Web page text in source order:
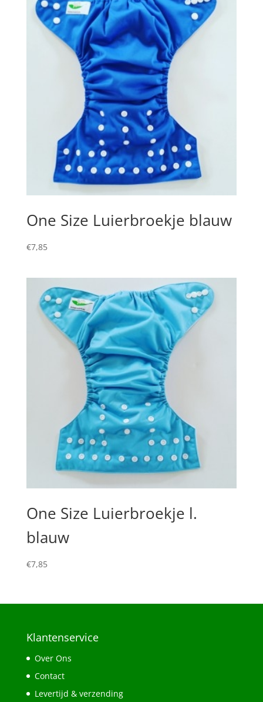
One Size Luierbroekje blauw
€7,85
One Size Luierbroekje l.
blauw
€7,85
Klantenservice
Over Ons
Contact
Levertijd & verzending